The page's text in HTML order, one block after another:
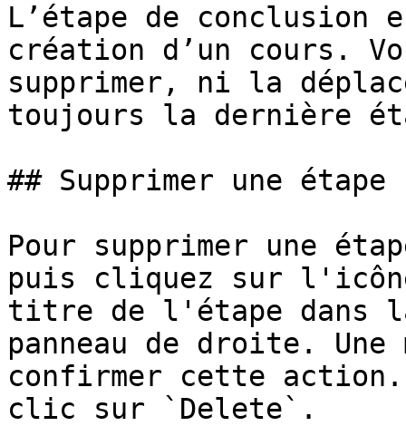
L’étape de
création d’un cours.
supprimer, ni la
toujours la dernière
## Supprimer une étape
Pour supprimer une
puis cliquez sur
titre de l'étape dans
panneau de droite.
confirmer cette action.
clic sur `Delete`.